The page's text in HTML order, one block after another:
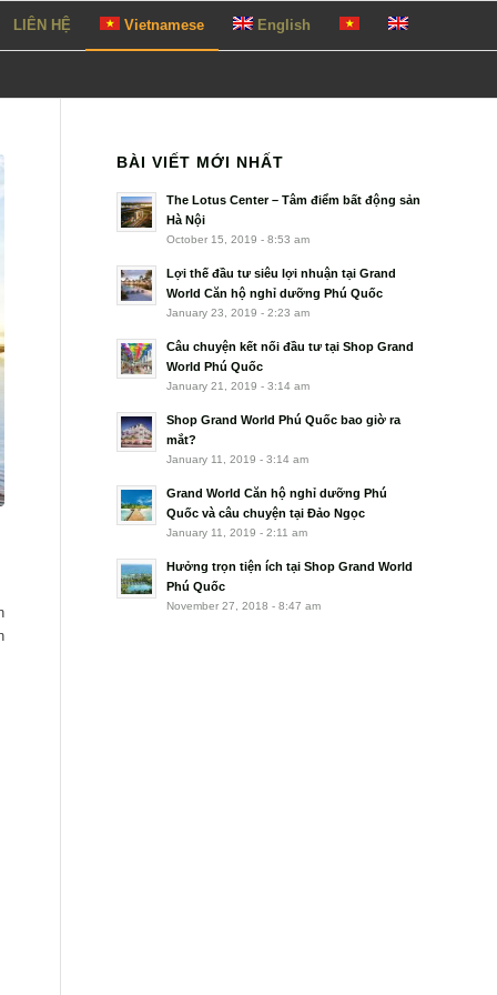
LIÊN HỆ Vietnamese English
BÀI VIẾT MỚI NHẤT
The Lotus Center – Tâm điểm bất động sản
Hà Nội
October 15, 2019 - 8:53 am
Lợi thế đầu tư siêu lợi nhuận tại Grand
World Căn hộ nghỉ dưỡng Phú Quốc
January 23, 2019 - 2:23 am
Câu chuyện kết nối đầu tư tại Shop Grand
World Phú Quốc
January 21, 2019 - 3:14 am
Shop Grand World Phú Quốc bao giờ ra
mắt?
January 11, 2019 - 3:14 am
Grand World Căn hộ nghỉ dưỡng Phú
Quốc và câu chuyện tại Đảo Ngọc
January 11, 2019 - 2:11 am
Hưởng trọn tiện ích tại Shop Grand World
Phú Quốc
November 27, 2018 - 8:47 am